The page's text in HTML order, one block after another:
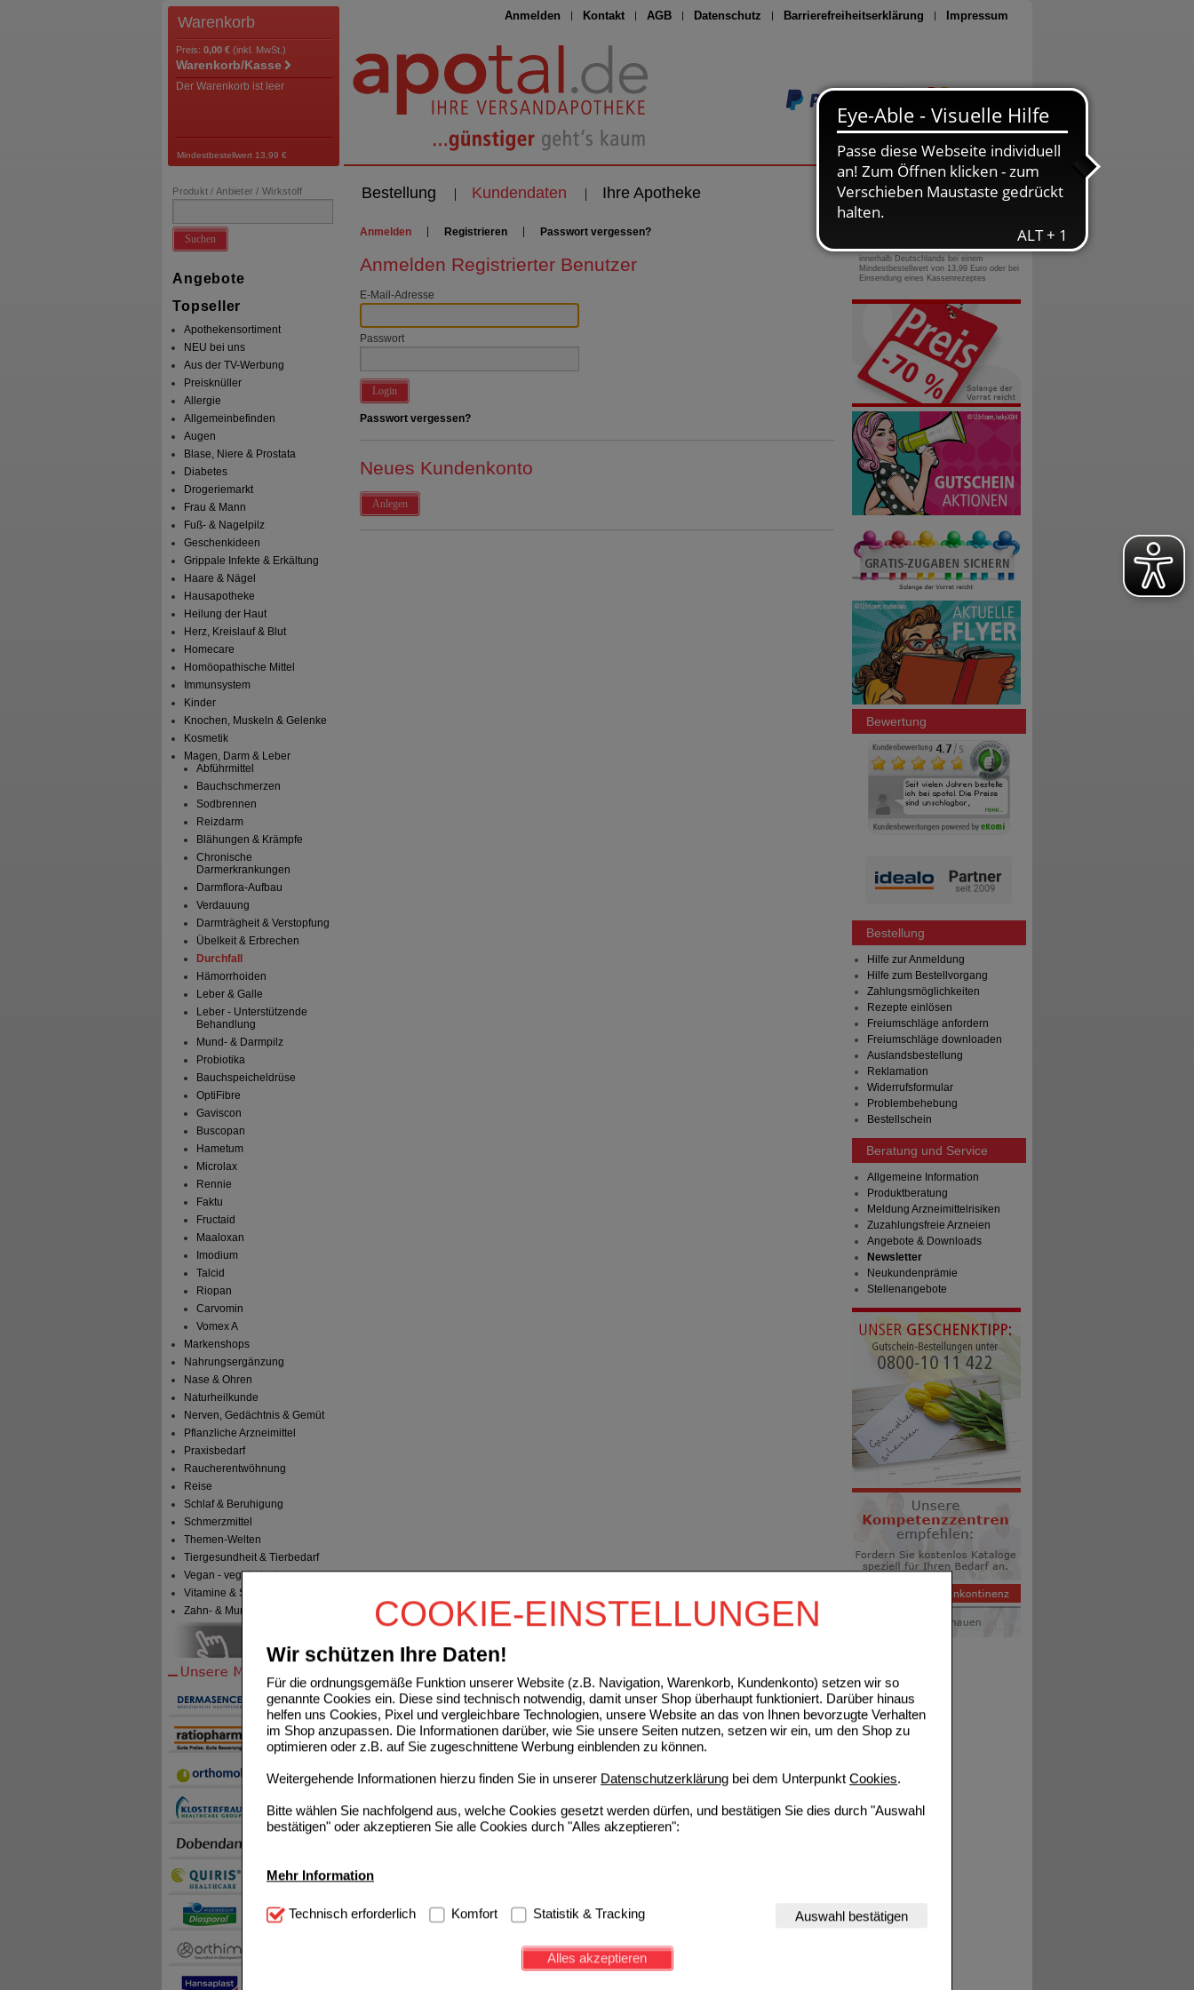
COOKIE-EINSTELLUNGEN
Wir schützen Ihre Daten!
Für die ordnungsgemäße Funktion unserer Website (z.B. Navigation, Warenkorb, Kundenkonto) setzen wir so
genannte Cookies ein. Diese sind technisch notwendig, damit unser Shop überhaupt funktioniert. Darüber hinaus
helfen uns Cookies, Pixel und vergleichbare Technologien, unsere Website an das von Ihnen bevorzugte Verhalten
im Shop anzupassen. Die Informationen darüber, wie Sie unsere Seiten nutzen, setzen wir ein, um den Shop zu
optimieren oder z.B. auf Sie zugeschnittene Werbung einblenden zu können.
Weitergehende Informationen hierzu finden Sie in unserer Datenschutzerklärung bei dem Unterpunkt Cookies.
Bitte wählen Sie nachfolgend aus, welche Cookies gesetzt werden dürfen, und bestätigen Sie dies durch "Auswahl
bestätigen" oder akzeptieren Sie alle Cookies durch "Alles akzeptieren":
Mehr Information
Technisch Notwendig: Hierbei handelt es sich um Cookies, die für die Grundfunktionen unserer Website
notwendig sind (z.B. Navigation, Warenkorb, Kundenkonto), weshalb auf diese nicht verzichtet werden kann.
Diese Cookies werden genutzt um das Einkaufserlebnis noch ansprechender zu gestalten,
beispielsweise für die Wiedererkennung des Besuchers oder unsere Seite an bevorzugte Verhaltensweisen (z.B.
Technisch erforderlich Komfort Statistik & Tracking Auswahl bestätigen
Alles akzeptieren
Anmelden Kontakt AGB Datenschutz Barrierefreiheitserklärung Impressum
Seite drucken
Warenkorb
Preis: 0,00 € (inkl. MwSt.)
Warenkorb/Kasse
Der Warenkorb ist leer
Mindestbestellwert 13,99 €
Bestellung Kundendaten Ihre Apotheke
Produkt / Anbieter / Wirkstoff
Suchen
Angebote
Topseller
Apothekensortiment
NEU bei uns
Aus der TV-Werbung
Preisknüller
Allergie
Allgemeinbefinden
Augen
Blase, Niere & Prostata
Diabetes
Drogeriemarkt
Frau & Mann
Fuß- & Nagelpilz
Geschenkideen
Grippale Infekte & Erkältung
Haare & Nägel
Hausapotheke
Heilung der Haut
Herz, Kreislauf & Blut
Homecare
Homöopathische Mittel
Immunsystem
Kinder
Knochen, Muskeln & Gelenke
Kosmetik
Magen, Darm & Leber
Abführmittel
Bauchschmerzen
Sodbrennen
Reizdarm
Blähungen & Krämpfe
Chronische
Darmerkrankungen
Darmflora-Aufbau
Verdauung
Darmträgheit & Verstopfung
Übelkeit & Erbrechen
Durchfall
Hämorrhoiden
Leber & Galle
Leber - Unterstützende
Behandlung
Mund- & Darmpilz
Probiotika
Bauchspeicheldrüse
OptiFibre
Gaviscon
Buscopan
Hametum
Microlax
Rennie
Faktu
Fructaid
Maaloxan
Imodium
Talcid
Riopan
Carvomin
Vomex A
Markenshops
Nahrungsergänzung
Nase & Ohren
Naturheilkunde
Nerven, Gedächtnis & Gemüt
Pflanzliche Arzneimittel
Praxisbedarf
Raucherentwöhnung
Reise
Schlaf & Beruhigung
Schmerzmittel
Themen-Welten
Tiergesundheit & Tierbedarf
Vegan - vegetarisch
Vitamine & Sport
Zahn- & Mundpflege
Anmelden Registrieren Passwort vergessen?
Anmelden Registrierter Benutzer
E-Mail-Adresse
Passwort
Login
Passwort vergessen?
Neues Kundenkonto
Anlegen
0800-10 11 422
gebührenfreie Rufnummer
innerhalb Deutschlands bei einem
Mindestbestellwert von 13,99 Euro oder bei
Einsendung eines Kassenrezeptes
Bewertung
Bestellung
Hilfe zur Anmeldung
Hilfe zum Bestellvorgang
Zahlungsmöglichkeiten
Rezepte einlösen
Freiumschläge anfordern
Freiumschläge downloaden
Auslandsbestellung
Reklamation
Widerrufsformular
Problembehebung
Bestellschein
Beratung und Service
Allgemeine Information
Produktberatung
Meldung Arzneimittelrisiken
Zuzahlungsfreie Arzneien
Angebote & Downloads
Newsletter
Neukundenprämie
Stellenangebote